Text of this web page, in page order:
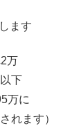
ます
万
下
万に
れます）